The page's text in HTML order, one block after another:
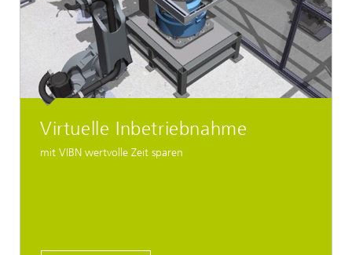
Virtuelle Inbetriebnahme
mit VIBN wertvolle Zeit sparen